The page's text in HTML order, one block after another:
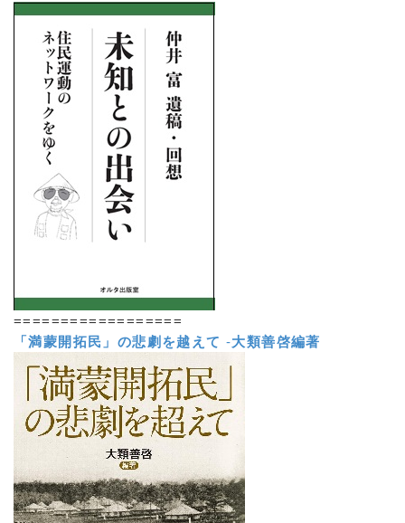
==================
「満蒙開拓民」の悲劇を越えて -大類善啓編著